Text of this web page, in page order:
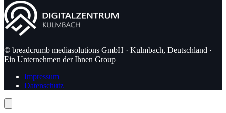
© breadcrumb mediasolutions GmbH · Kulmbach, Deutschland ·
Ein Unternehmen der Ihnen Group
Impressum
Datenschutz